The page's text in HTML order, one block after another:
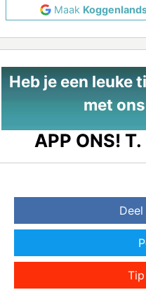
Maak
Heb je een leuke
met
APP ONS! T.